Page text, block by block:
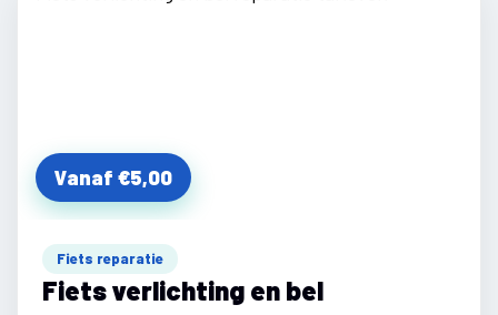
Vanaf €5,00
Fiets reparatie
Fiets verlichting en bel